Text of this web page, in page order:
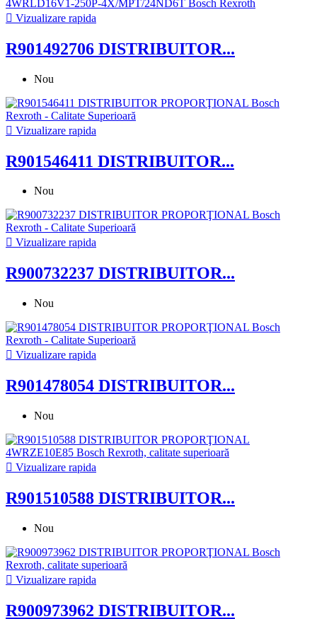
 Vizualizare rapida
R901492706 DISTRIBUITOR...
Nou
 Vizualizare rapida
R901546411 DISTRIBUITOR...
Nou
 Vizualizare rapida
R900732237 DISTRIBUITOR...
Nou
 Vizualizare rapida
R901478054 DISTRIBUITOR...
Nou
 Vizualizare rapida
R901510588 DISTRIBUITOR...
Nou
 Vizualizare rapida
R900973962 DISTRIBUITOR...